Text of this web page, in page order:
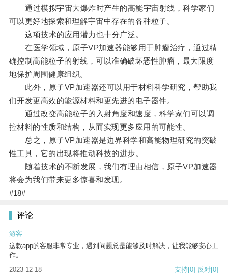
通过模拟宇宙大爆炸时产生的高能宇宙射线，科学家们
可以更好地探索和理解宇宙中存在的各种粒子。
这项技术的应用潜力也十分广泛。
在医学领域，原子VP加速器能够用于肿瘤治疗，通过精
确控制高能粒子的射线，可以准确破坏恶性肿瘤，最大限度
地保护周围健康组织。
此外，原子VP加速器还可以用于材料科学研究，帮助我
们开发更高效的能源材料和更先进的电子器件。
通过改变高能粒子的入射角度和速度，科学家们可以调
控材料的性质和结构，从而实现更多应用的可能性。
总之，原子VP加速器是边界科学和高能物理研究的突破
性工具，它的出现将推动科技的进步。
随着技术的不断发展，我们有理由相信，原子VP加速器
将会为我们带来更多惊喜和发现。
#18#
评论
游客
这款app的客服非常专业，遇到问题总是能够及时解决，让我能够安心工
作。
2023-12-18
支持[0] 反对[0]